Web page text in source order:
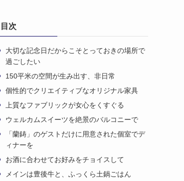
目次
大切な記念日だからこそとっておきの場所で
過ごしたい
150平米の空間が生み出す、非日常
個性的でクリエイティブなオリジナル家具
上質なファブリックが女心をくすぐる
ウェルカムスイーツを絶景のバルコニーで
「蘭鋳」のゲストだけに用意された個室でデ
ィナーを
お酒に合わせてお好みをチョイスして
メインは豊後牛と、ふっくら土鍋ごはん